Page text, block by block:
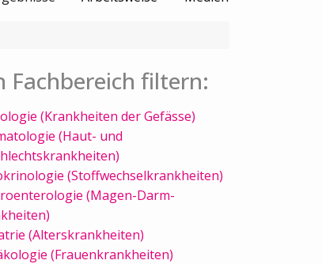
Fachbereich filtern:
(Krankheiten der Gefässe)
(Haut- und
(Stoffwechselkrankheiten)
(Magen-Darm-
(Alterskrankheiten)
(Frauenkrankheiten)